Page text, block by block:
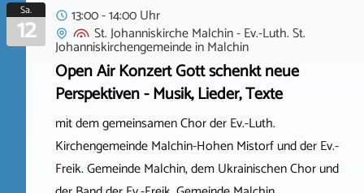
Sa.
12
13:00 - 14:00 Uhr
St. Johanniskirche Malchin - Ev.-Luth. St.
JohanniskirchengemeindeinMalchin
Open Air Konzert Gott schenkt neue
Perspektiven - Musik, Lieder, Texte
mit dem gemeinsamen Chor der Ev.-Luth.
Kirchengemeinde Malchin-Hohen Mistorf und der Ev.-
Freik. Gemeinde Malchin, dem Ukrainischen Chor und